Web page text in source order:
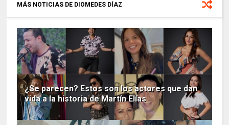
MÁS NOTICIAS DE DIOMEDES DÍAZ
¿Se parecen? Estos son los actores que dan
vida a la historia de Martín Elías